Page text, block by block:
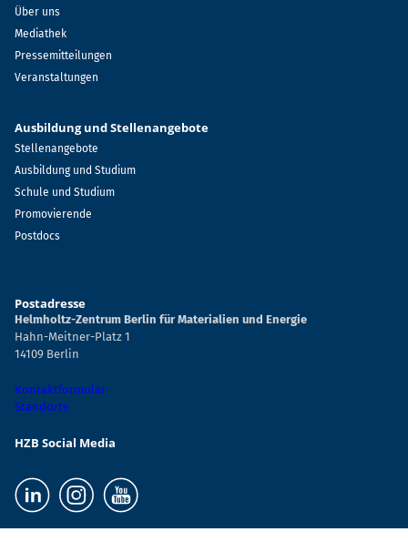
Über uns
Mediathek
Pressemitteilungen
Veranstaltungen
Ausbildung und Stellenangebote
Stellenangebote
Ausbildung und Studium
Schule und Studium
Promovierende
Postdocs
Postadresse
Helmholtz-Zentrum Berlin für Materialien und Energie
Hahn-Meitner-Platz 1
14109 Berlin
Kontaktformular
Standorte
HZB Social Media